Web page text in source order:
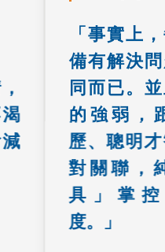
「事實上，每
備有解決問題
同而已。並且
的強弱，跟
歷、聰明才智
對關聯，純
具」掌控
度。」
下伏筆，又表達
用能力的所做的
了大部份人的